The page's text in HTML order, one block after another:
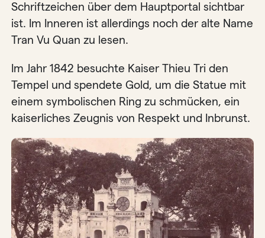
Schriftzeichen über dem Hauptportal sichtbar
ist. Im Inneren ist allerdings noch der alte Name
Tran Vu Quan zu lesen.
Im Jahr 1842 besuchte Kaiser Thieu Tri den
Tempel und spendete Gold, um die Statue mit
einem symbolischen Ring zu schmücken, ein
kaiserliches Zeugnis von Respekt und Inbrunst.